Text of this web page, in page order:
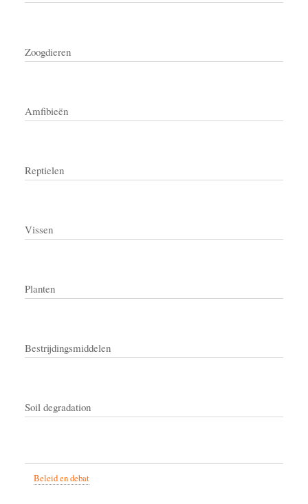
Zoogdieren
Amfibieën
Reptielen
Vissen
Planten
Bestrijdingsmiddelen
Soil degradation
Beleid en debat